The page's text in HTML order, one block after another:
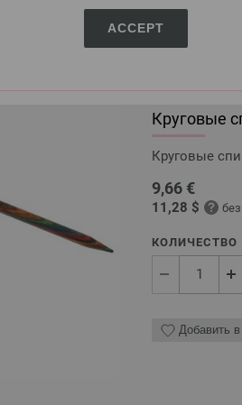
ACCEPT
Добавить
Круговые
Круговые
9,66 €
11,28 $
КОЛИЧЕСТВО
Добавить